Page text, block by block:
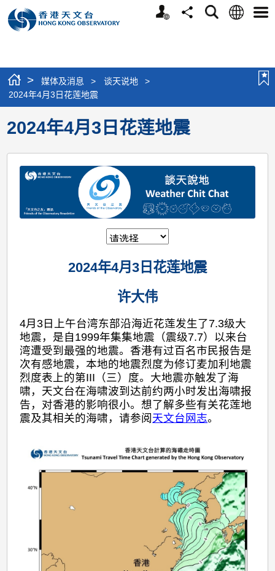
个
分
搜
语
选
> 媒体及消息 > 谈天说地
>
2024年4月3日花莲地震
2024年4月3日花莲地震
2024年4月3日花莲地震
许大伟
4月3日上午台湾东部沿海近花莲发生了7.3级大
地震，是自1999年集集地震（震级7.7）以来台
湾遭受到最强的地震。香港有过百名市民报告是
次有感地震，本地的地震烈度为修订麦加利地震
烈度表上的第III（三）度。大地震亦触发了海
啸，天文台在海啸波到达前约两小时发出海啸报
告，对香港的影响很小。想了解多些有关花莲地
震及其相关的海啸，请参阅 天文台网志。